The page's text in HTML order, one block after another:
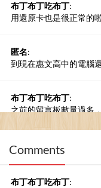
布丁布丁吃布丁:
用還原卡也是很正常的
匿名:
到現在惠文高中的電腦
布丁布丁吃布丁:
之前的留言板數量過多
Comments
布丁布丁吃布丁: